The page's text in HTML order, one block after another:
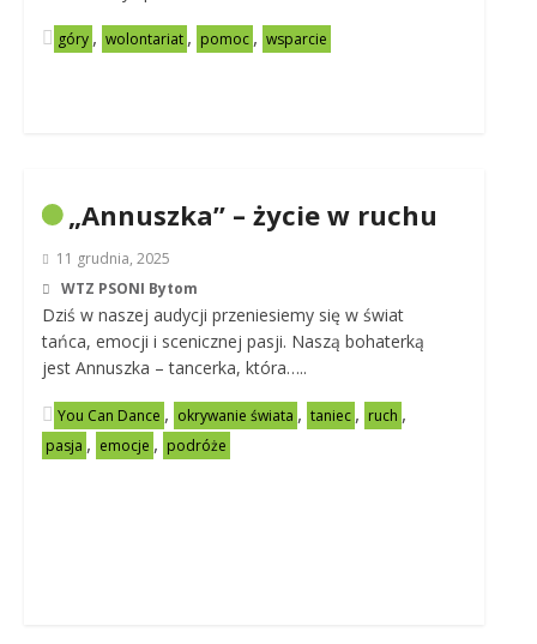
góry , wolontariat , pomoc , wsparcie
„Annuszka” – życie w ruchu
11 grudnia, 2025
WTZ PSONI Bytom
Dziś w naszej audycji przeniesiemy się w świat
tańca, emocji i scenicznej pasji. Naszą bohaterką
jest Annuszka – tancerka, która…..
You Can Dance , okrywanie świata , taniec , ruch ,
pasja , emocje , podróże